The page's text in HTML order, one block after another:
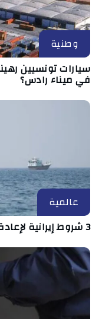
وطنية
سيارات تونسيين
في ميناء رادس؟
عالمية
3 شروط إيرانية لإعادة فتح مضيق هرمز